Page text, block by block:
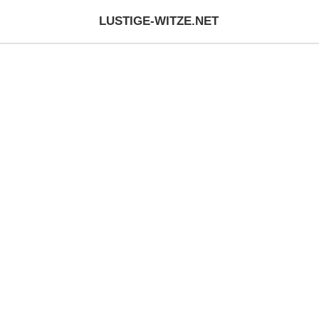
LUSTIGE-WITZE.NET